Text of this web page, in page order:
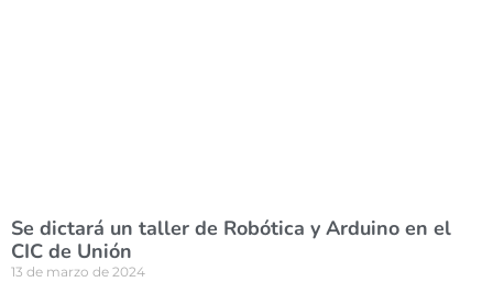
Se dictará un taller de Robótica y Arduino en el
CIC de Unión
13 de marzo de 2024